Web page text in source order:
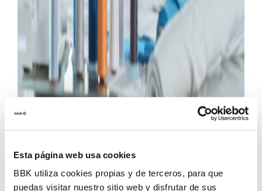
Esta página web usa cookies
BBK utiliza cookies propias y de terceros, para que
puedas visitar nuestro sitio web y disfrutar de sus
BBK y Bilbao International Art & Fashion
talento creativo, abriendo una nueva convocatoria
de becas destinada a jóvenes diseñadores de moda,